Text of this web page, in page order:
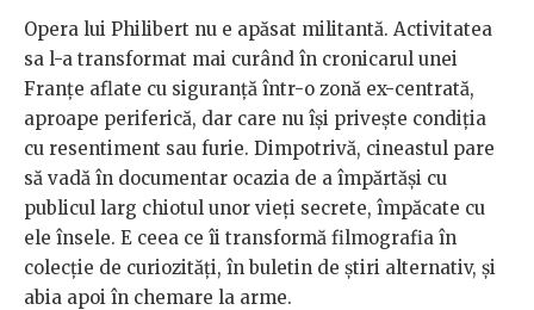
Opera lui Philibert nu e apăsat militantă. Activitatea
sa l-a transformat mai curând în cronicarul unei
Franțe aflate cu siguranță într-o zonă ex-centrată,
aproape periferică, dar care nu își privește condiția
cu resentiment sau furie. Dimpotrivă, cineastul pare
să vadă în documentar ocazia de a împărtăși cu
publicul larg chiotul unor vieți secrete, împăcate cu
ele însele. E ceea ce îi transformă filmografia în
colecție de curiozități, în buletin de știri alternativ, și
abia apoi în chemare la arme.